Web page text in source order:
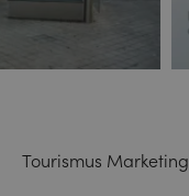
Tourismus Marketing